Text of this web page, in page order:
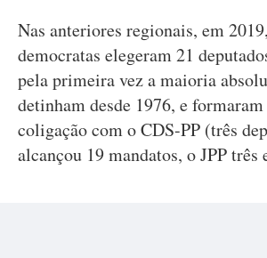
Nas anteriores regionais, em
democratas elegeram 21
pela primeira vez a maioria
detinham desde 1976, e
coligação com o CDS-PP (três
alcançou 19 mandatos, o JPP três